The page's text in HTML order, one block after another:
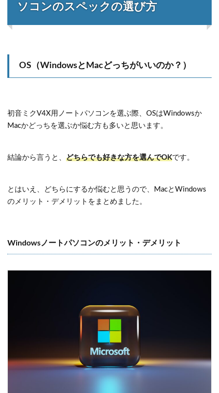
ソコンのスペックの選び方
OS（WindowsとMacどっちがいいのか？）
初音ミクV4X用ノートパソコンを選ぶ際、OSはWindowsか
Macかどっちを選ぶか悩む方も多いと思います。
結論から言うと、 どちらでも好きな方を選んでOKです。
とはいえ、どちらにするか悩むと思うので、MacとWindows
のメリット・デメリットをまとめました。
Windowsノートパソコンのメリット・デメリット